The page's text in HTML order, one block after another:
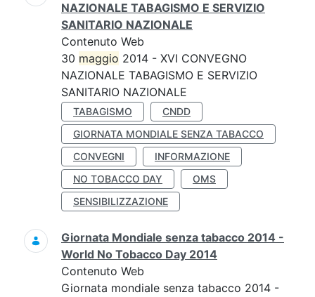
NAZIONALE TABAGISMO E SERVIZIO
SANITARIO NAZIONALE
Contenuto Web
30 maggio 2014 - XVI CONVEGNO
NAZIONALE TABAGISMO E SERVIZIO
SANITARIO NAZIONALE
TABAGISMO
CNDD
GIORNATA MONDIALE SENZA TABACCO
CONVEGNI
INFORMAZIONE
NO TOBACCO DAY
OMS
SENSIBILIZZAZIONE
Giornata Mondiale senza tabacco 2014 -
World No Tobacco Day 2014
Contenuto Web
Giornata mondiale senza tabacco 2014 -